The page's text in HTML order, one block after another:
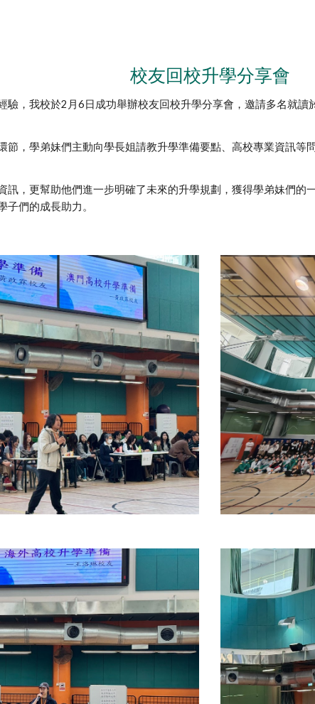
校友回校升學分享會
驗，我校於2月6日成功舉辦校友回校升學分享會，邀請多名就
節，學弟妹們主動向學長姐請教升學準備要點、高校專業資訊
訊，更幫助他們進一步明確了未來的升學規劃，獲得學弟妹們
們的成長助力。